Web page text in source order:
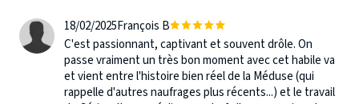
18/02/2025François B
C'est passionnant, captivant et souvent drôle. On
passe vraiment un très bon moment avec cet habile va
et vient entre l'histoire bien réel de la Méduse (qui
rappelle d'autres naufrages plus récents...) et le travail